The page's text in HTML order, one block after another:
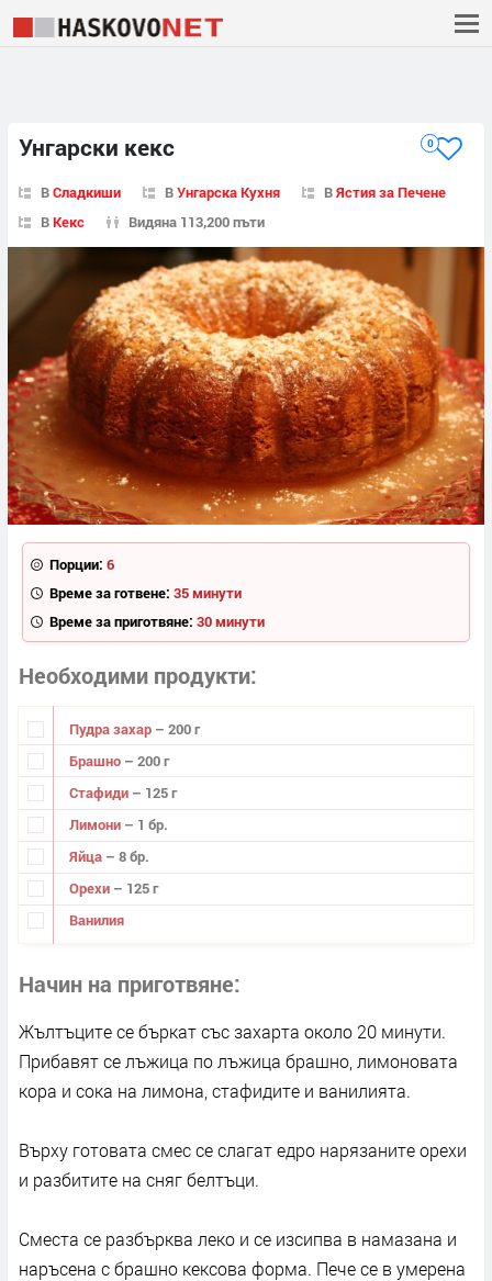
Унгарски кекс 0
ВСладкиши ВУнгарска Кухня ВЯстия за Печене
ВКекс Видяна 113,200 пъти
Порции: 6
Време за готвене: 35 минути
Време за приготвяне: 30 минути
Необходими продукти
Пудра захар – 200 г
Брашно – 200 г
Стафиди – 125 г
Лимони – 1 бр.
Яйца – 8 бр.
Орехи – 125 г
Ванилия
Начин на приготвяне
Жълтъците се бъркат със захарта около 20 минути.
Прибавят се лъжица по лъжица брашно, лимоновата
кора и сока на лимона, стафидите и ванилията.
Върху готовата смес се слагат едро нарязаните орехи
и разбитите на сняг белтъци.
Сместа се разбърква леко и се изсипва в намазана и
наръсена с брашно кексова форма. Пече се в умерена